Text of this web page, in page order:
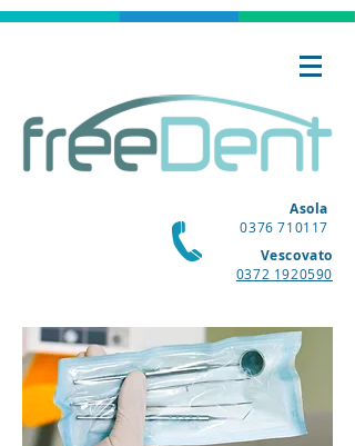
Asola
0376 710117
Vescovato
0372 1920590